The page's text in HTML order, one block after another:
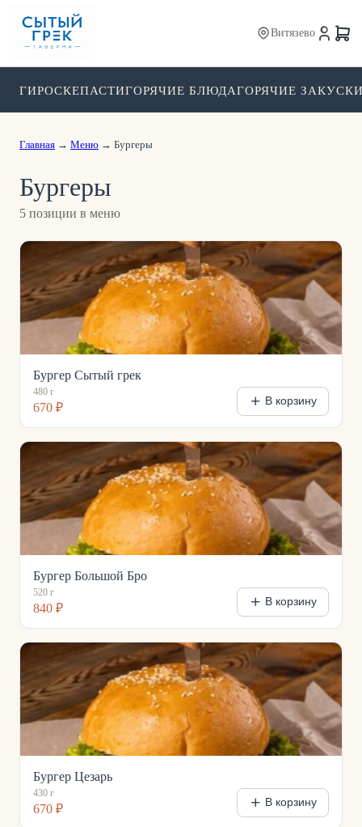
Витязево
ГИРОСКЕПАСТИГОРЯЧИЕ БЛЮДАГОРЯЧИЕ
Главная → Меню → Бургеры
Бургеры
5 позиции в меню
Бургер Сытый грек
480 г
670 ₽ В корзину
Бургер Большой Бро
520 г
840 ₽ В корзину
Бургер Цезарь
430 г
670 ₽ В корзину